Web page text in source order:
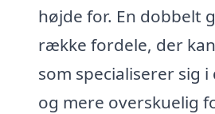
højde for. En dobbelt
række fordele, der
som specialiserer sig
og mere overskuelig